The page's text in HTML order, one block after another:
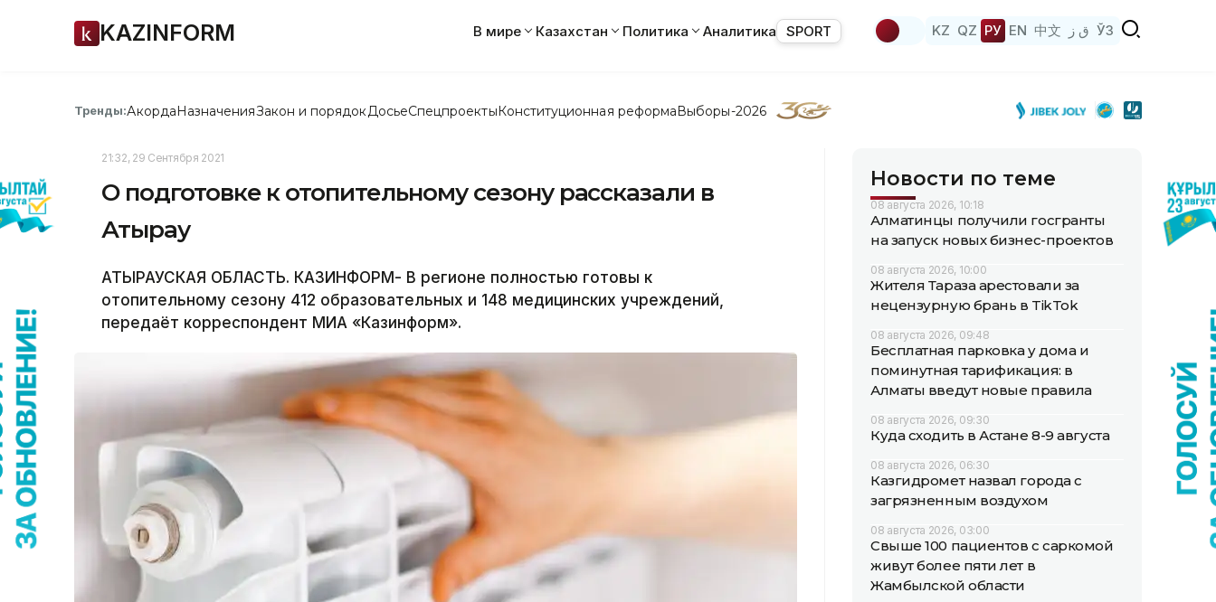
KAZINFORM В мире Казахстан Политика Аналитика SPORT KZ QZ РУ EN 中文 ق ز ЎЗ
Тренды:АкордаНазначенияЗакон и порядок ДосьеСпецпроектыКонституционная реформаВыборы-2026
21:32, 29 Сентября 2021
О подготовке к отопительному сезону рассказали в
Атырау
АТЫРАУСКАЯ ОБЛАСТЬ. КАЗИНФОРМ- В регионе полностью готовы к
отопительному сезону 412 образовательных и 148 медицинских учреждений,
передаёт корреспондент МИА «Казинформ».
Новости по теме
08 августа 2026, 10:18
Алматинцы получили госгранты
на запуск новых бизнес-проектов
08 августа 2026, 10:00
Жителя Тараза арестовали за
нецензурную брань в TikTok
08 августа 2026, 09:48
Бесплатная парковка у дома и
поминутная тарификация: в
Алматы введут новые правила
08 августа 2026, 09:30
Куда сходить в Астане 8-9 августа
08 августа 2026, 06:30
Казгидромет назвал города с
загрязненным воздухом
08 августа 2026, 03:00
Свыше 100 пациентов с саркомой
живут более пяти лет в
Жамбылской области